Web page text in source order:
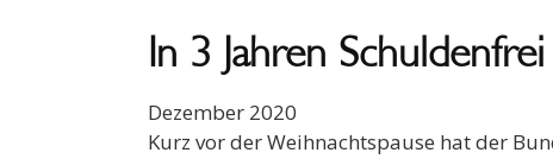
In 3 Jahren Schuldenfrei
Dezember 2020
Kurz vor der Weihnachtspause hat der